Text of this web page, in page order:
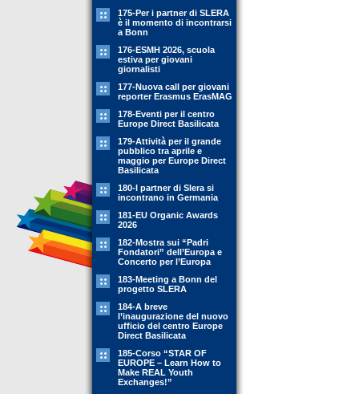
175-Per i partner di SLERA
è il momento di incontrarsi
a Bonn
176-ESMH 2026, scuola
estiva per giovani
giornalisti
177-Nuova call per giovani
reporter Erasmus ErasMAG
178-Eventi per il centro
Europe Direct Basilicata
179-Attività per il grande
pubblico tra aprile e
maggio per Europe Direct
Basilicata
180-I partner di Slera si
incontrano in Germania
181-EU Organic Awards
2026
182-Mostra sui “Padri
Fondatori” dell’Europa e
Concerto per l’Europa
183-Meeting a Bonn del
progetto SLERA
184-A breve
l’inaugurazione del nuovo
ufficio del centro Europe
Direct Basilicata
185-Corso “STAR OF
EUROPE – Learn How to
Make REAL Youth
Exchanges!”